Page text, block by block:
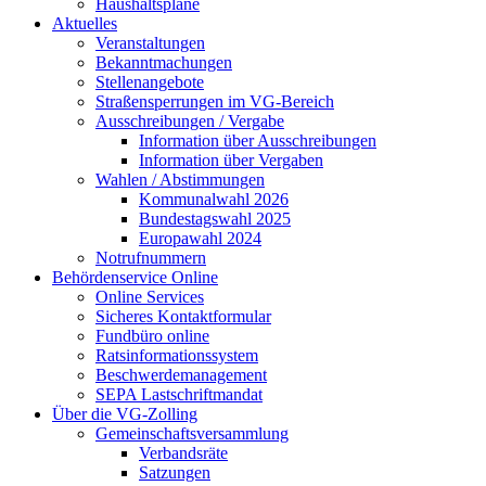
Haushaltspläne
Aktuelles
Veranstaltungen
Bekanntmachungen
Stellenangebote
Straßensperrungen im VG-Bereich
Ausschreibungen / Vergabe
Information über Ausschreibungen
Information über Vergaben
Wahlen / Abstimmungen
Kommunalwahl 2026
Bundestagswahl 2025
Europawahl 2024
Notrufnummern
Behördenservice Online
Online Services
Sicheres Kontaktformular
Fundbüro online
Ratsinformationssystem
Beschwerdemanagement
SEPA Lastschriftmandat
Über die VG-Zolling
Gemeinschaftsversammlung
Verbandsräte
Satzungen